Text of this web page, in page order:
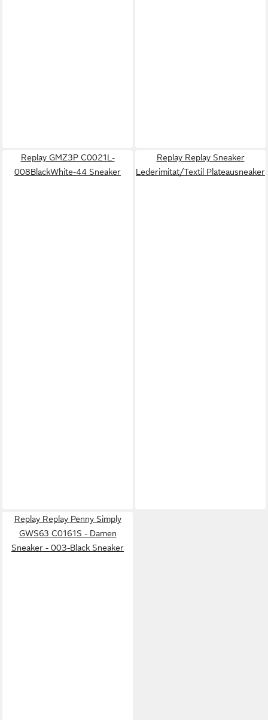
Replay GMZ3P C0021L-
008BlackWhite-44 Sneaker
Replay Replay Sneaker
Lederimitat/Textil Plateausneaker
Replay Replay Penny Simply
GWS63 C0161S - Damen
Sneaker - 003-Black Sneaker